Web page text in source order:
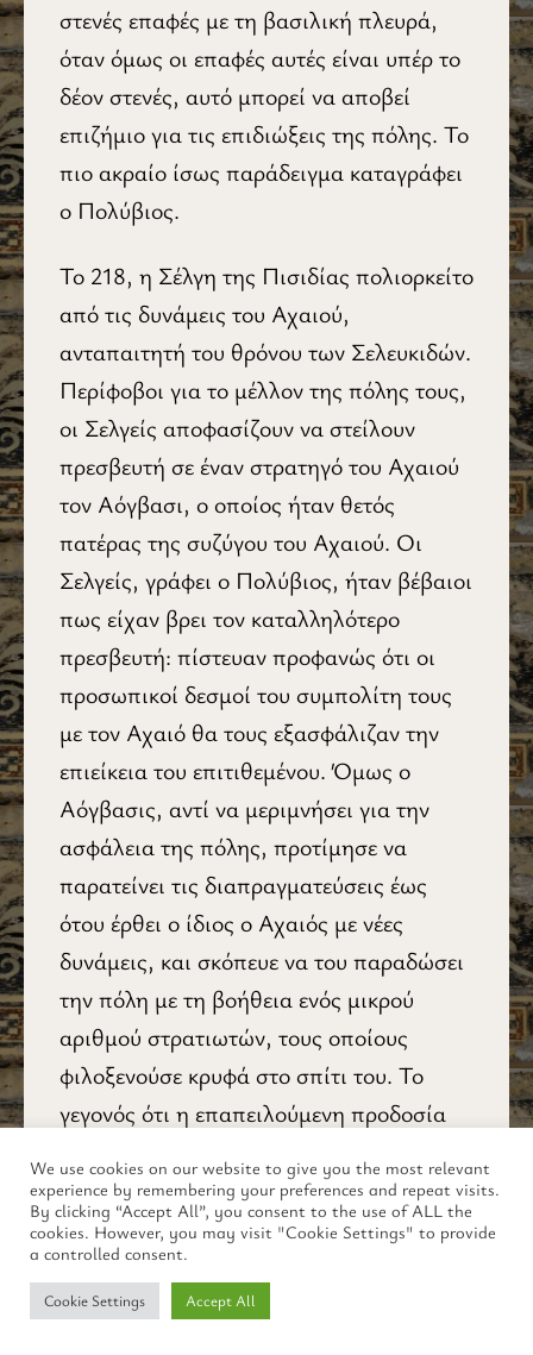
στενές επαφές με τη βασιλική πλευρά,
όταν όμως οι επαφές αυτές είναι υπέρ το
δέον στενές, αυτό μπορεί να αποβεί
επιζήμιο για τις επιδιώξεις της πόλης. Το
πιο ακραίο ίσως παράδειγμα καταγράφει
ο Πολύβιος.
Το 218, η Σέλγη της Πισιδίας πολιορκείτο
από τις δυνάμεις του Αχαιού,
ανταπαιτητή του θρόνου των Σελευκιδών.
Περίφοβοι για το μέλλον της πόλης τους,
οι Σελγείς αποφασίζουν να στείλουν
πρεσβευτή σε έναν στρατηγό του Αχαιού
τον Αόγβασι, ο οποίος ήταν θετός
πατέρας της συζύγου του Αχαιού. Οι
Σελγείς, γράφει ο Πολύβιος, ήταν βέβαιοι
πως είχαν βρει τον καταλληλότερο
πρεσβευτή: πίστευαν προφανώς ότι οι
προσωπικοί δεσμοί του συμπολίτη τους
με τον Αχαιό θα τους εξασφάλιζαν την
επιείκεια του επιτιθεμένου. Όμως ο
Αόγβασις, αντί να μεριμνήσει για την
ασφάλεια της πόλης, προτίμησε να
παρατείνει τις διαπραγματεύσεις έως
ότου έρθει ο ίδιος ο Αχαιός με νέες
δυνάμεις, και σκόπευε να του παραδώσει
την πόλη με τη βοήθεια ενός μικρού
αριθμού στρατιωτών, τους οποίους
φιλοξενούσε κρυφά στο σπίτι του. Το
γεγονός ότι η επαπειλούμενη προδοσία
εκτελέστηκε από τους συμπατριώτες του
δεν έχει ιδιαίτερη σημασία. Σε ό,τι μας
αφορά εδώ, το παράδειγμα της Σέλγης
απεικονίζει τον κίνδυνο που αποτελούν
We use cookies on our website to give you the most relevant
experience by remembering your preferences and repeat visits.
By clicking “Accept All”, you consent to the use of ALL the
cookies. However, you may visit "Cookie Settings" to provide
a controlled consent.
Cookie Settings Accept All